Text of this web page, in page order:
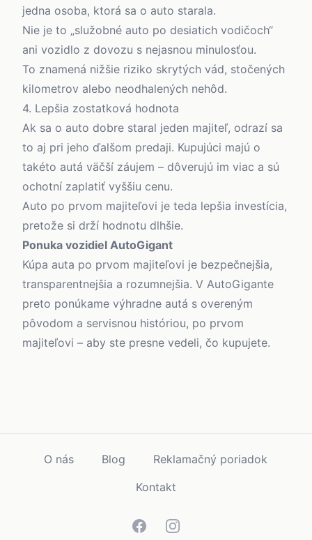
jedna osoba, ktorá sa o auto starala.
Nie je to „služobné auto po desiatich vodičoch“
ani vozidlo z dovozu s nejasnou minulosťou.
To znamená nižšie riziko skrytých vád, stočených
kilometrov alebo neodhalených nehôd.
4. Lepšia zostatková hodnota
Ak sa o auto dobre staral jeden majiteľ, odrazí sa
to aj pri jeho ďalšom predaji. Kupujúci majú o
takéto autá väčší záujem – dôverujú im viac a sú
ochotní zaplatiť vyššiu cenu.
Auto po prvom majiteľovi je teda lepšia investícia,
pretože si drží hodnotu dlhšie.
Ponuka vozidiel AutoGigant
Kúpa auta po prvom majiteľovi je bezpečnejšia,
transparentnejšia a rozumnejšia. V AutoGigante
preto ponúkame výhradne autá s overeným
pôvodom a servisnou históriou, po prvom
majiteľovi – aby ste presne vedeli, čo kupujete.
O nás Blog
Reklamačný poriadok
Kontakt
FacebookInstagram